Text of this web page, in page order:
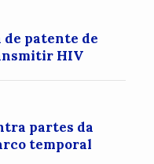
patente de
HIV
partes da
temporal